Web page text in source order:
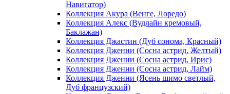
Навигатор)
Коллекция Акура (Венге, Лоредо)
Коллекция Алекс (Вудлайн кремовый,
Баклажан)
Коллекция Джастин (Дуб сонома, Красный)
Коллекция Дженни (Cосна астрид, Желтый)
Коллекция Дженни (Cосна астрид, Ирис)
Коллекция Дженни (Cосна астрид, Лайм)
Коллекция Дженни (Ясень шимо светлый,
Дуб французский)